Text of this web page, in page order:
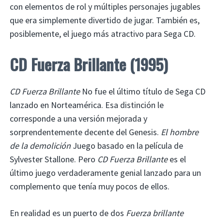
con elementos de rol y múltiples personajes jugables
que era simplemente divertido de jugar. También es,
posiblemente, el juego más atractivo para Sega CD.
CD Fuerza Brillante (1995)
CD Fuerza BrillanteNo fue el último título de Sega CD
lanzado en Norteamérica. Esa distinción le
corresponde a una versión mejorada y
sorprendentemente decente del Genesis. El hombre
de la demolición Juego basado en la película de
Sylvester Stallone. Pero CD Fuerza Brillantees el
último juego verdaderamente genial lanzado para un
complemento que tenía muy pocos de ellos.
En realidad es un puerto de dos Fuerza brillante